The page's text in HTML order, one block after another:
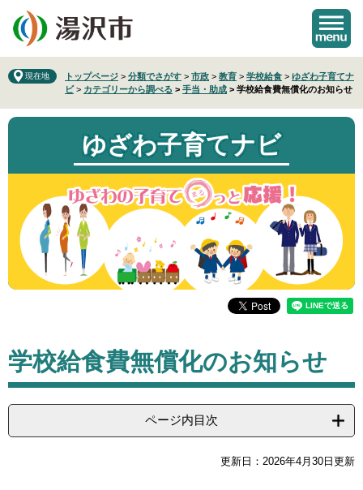
の
先
で
す
ー
を
ば
し
現在地 トップページ > 分類でさがす > 市政 > 教育 > 学校給食 > ゆざわ子育てナ
ビ > カテゴリーから調べる > 手当・助成 > 学校給食費無償化のお知らせ
ゆざわ子育てナビ
文
学校給食費無償化のお知らせ
ページ内目次
更新日：2026年4月30日更新